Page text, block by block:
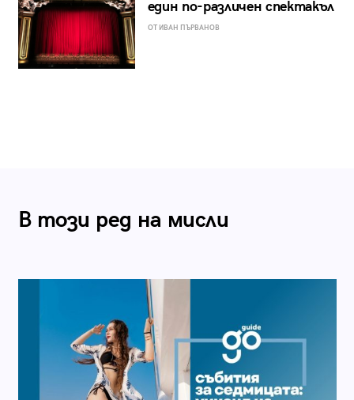
един по-различен спектакъл
ОТ ИВАН ПЪРВАНОВ
В този ред на мисли